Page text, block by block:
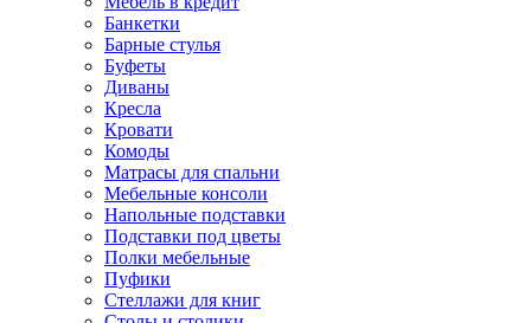
Банкетки
Барные стулья
Буфеты
Диваны
Кресла
Кровати
Комоды
Матрасы для спальни
Мебельные консоли
Напольные подставки
Подставки под цветы
Полки мебельные
Пуфики
Стеллажи для книг